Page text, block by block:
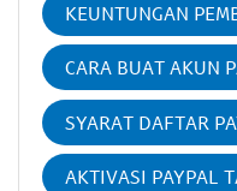
KEUNTUNGAN
CARA BUAT AKUN
SYARAT DAFTAR
AKTIVASI PAYPAL